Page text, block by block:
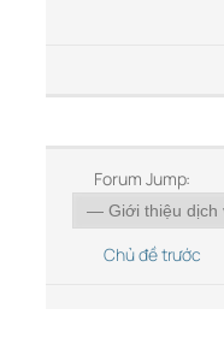
Forum Jump:
Chủ đề trước